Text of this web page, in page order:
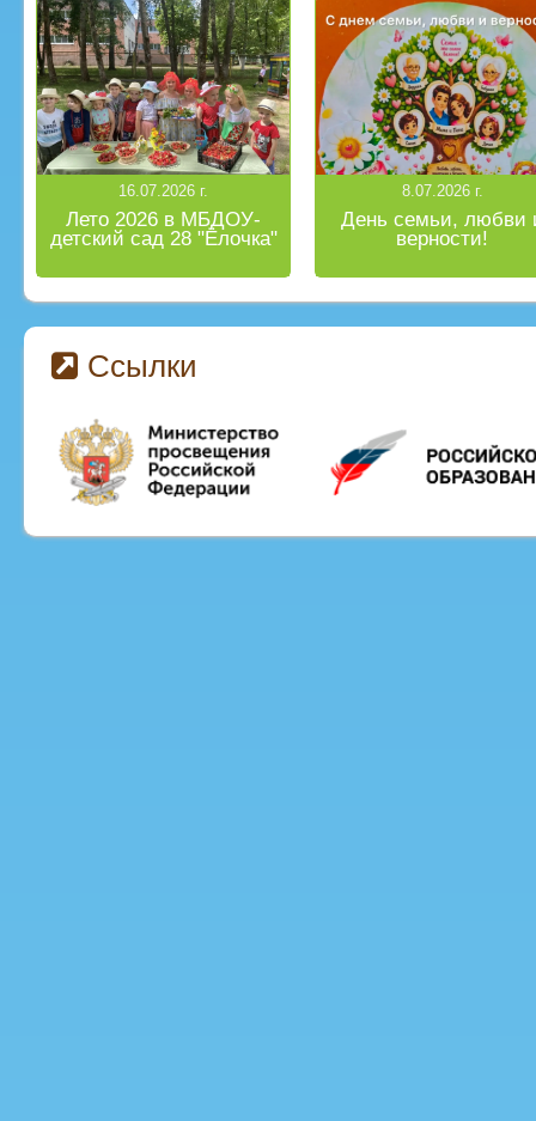
16.07.2026 г.
Лето 2026 в МБДОУ-
детский сад 28 "Ёлочка"
8.07.2026 г.
День семьи, любви
верности!
Ссылки